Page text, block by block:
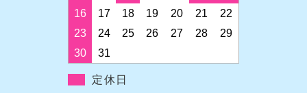
16
17 18 19 20 21
22
23
24 25 26 27 28
29
30
31
定休日